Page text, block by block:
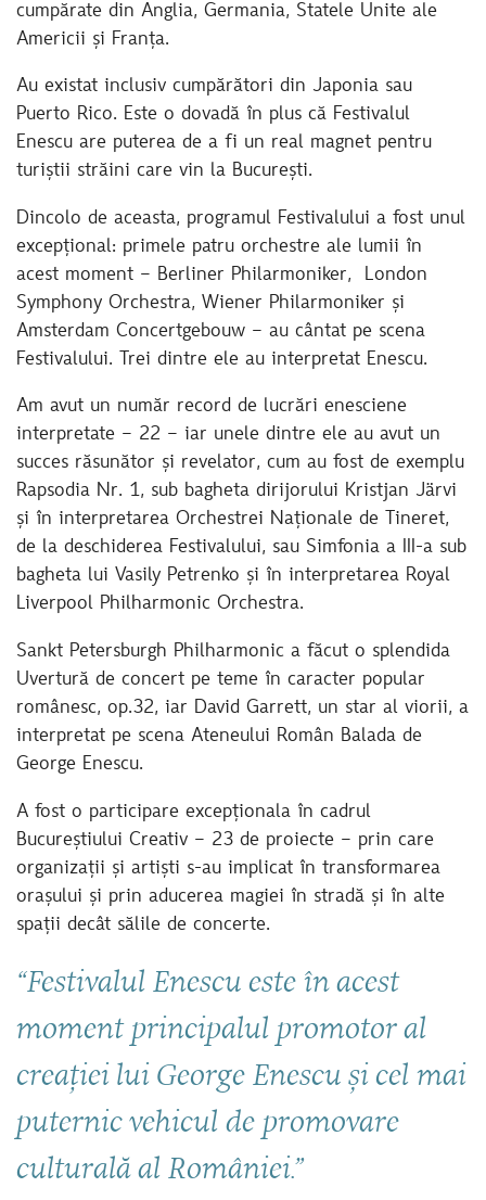
cumpărate din Anglia, Germania, Statele Unite ale
Americii și Franța.
Au existat inclusiv cumpărători din Japonia sau
Puerto Rico. Este o dovadă în plus că Festivalul
Enescu are puterea de a fi un real magnet pentru
turiștii străini care vin la București.
Dincolo de aceasta, programul Festivalului a fost unul
excepțional: primele patru orchestre ale lumii în
acest moment – Berliner Philarmoniker, London
Symphony Orchestra, Wiener Philarmoniker și
Amsterdam Concertgebouw – au cântat pe scena
Festivalului. Trei dintre ele au interpretat Enescu.
Am avut un număr record de lucrări enesciene
interpretate – 22 – iar unele dintre ele au avut un
succes răsunător și revelator, cum au fost de exemplu
Rapsodia Nr. 1, sub bagheta dirijorului Kristjan Järvi
și în interpretarea Orchestrei Naționale de Tineret,
de la deschiderea Festivalului, sau Simfonia a III-a sub
bagheta lui Vasily Petrenko și în interpretarea Royal
Liverpool Philharmonic Orchestra.
Sankt Petersburgh Philharmonic a făcut o splendida
Uvertură de concert pe teme în caracter popular
românesc, op.32, iar David Garrett, un star al viorii, a
interpretat pe scena Ateneului Român Balada de
George Enescu.
A fost o participare excepționala în cadrul
Bucureștiului Creativ – 23 de proiecte – prin care
organizații și artiști s-au implicat în transformarea
orașului și prin aducerea magiei în stradă și în alte
spații decât sălile de concerte.
“Festivalul Enescu este în acest
moment principalul promotor al
creației lui George Enescu și cel mai
puternic vehicul de promovare
culturală al României.”